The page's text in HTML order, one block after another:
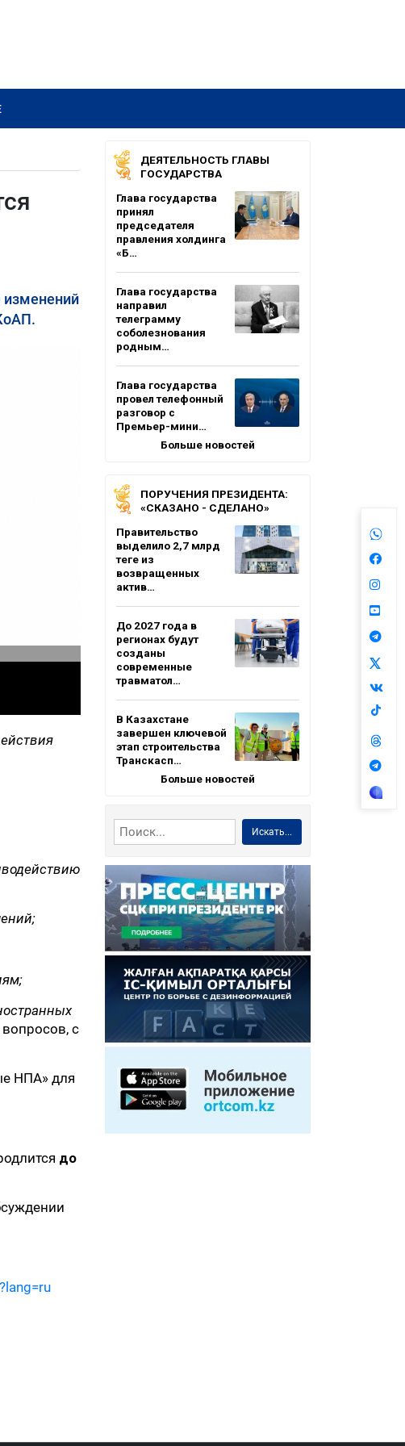
изменений
вопросов, с
НПА» для
до
ДЕЯТЕЛЬНОСТЬ ГЛАВЫ
ГОСУДАРСТВА
Глава государства
принял
председателя
правления холдинга
«Б…
Глава государства
направил
телеграмму
соболезнования
родным…
Глава государства
провел телефонный
разговор с
Премьер-мини…
Больше новостей
ПОРУЧЕНИЯ ПРЕЗИДЕНТА:
«СКАЗАНО - СДЕЛАНО»
Правительство
выделило 2,7 млрд
теңге из
возвращенных
актив…
До 2027 года в
регионах будут
созданы
современные
травматол…
В Казахстане
завершен ключевой
этап строительства
Транскасп…
Больше новостей
Искать...